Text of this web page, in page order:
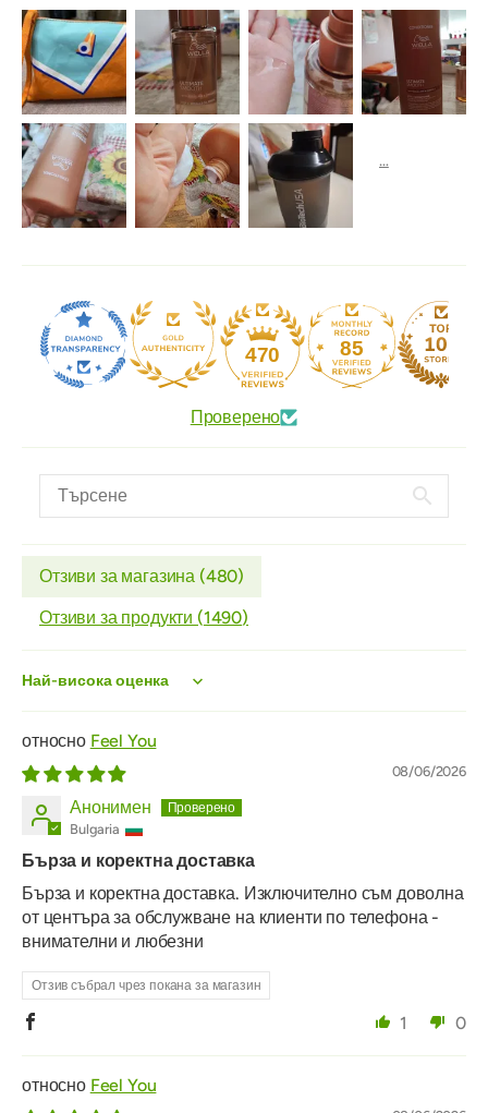
470 85
Проверено
Отзиви за магазина (480)
Отзиви за продукти (1490)
Sort by
Feel You
08/06/2026
Анонимен
Bulgaria
Бърза и коректна доставка
Бърза и коректна доставка. Изключително съм доволна
от центъра за обслужване на клиенти по телефона -
внимателни и любезни
Отзив събрал чрез покана за магазин
1 0
Feel You